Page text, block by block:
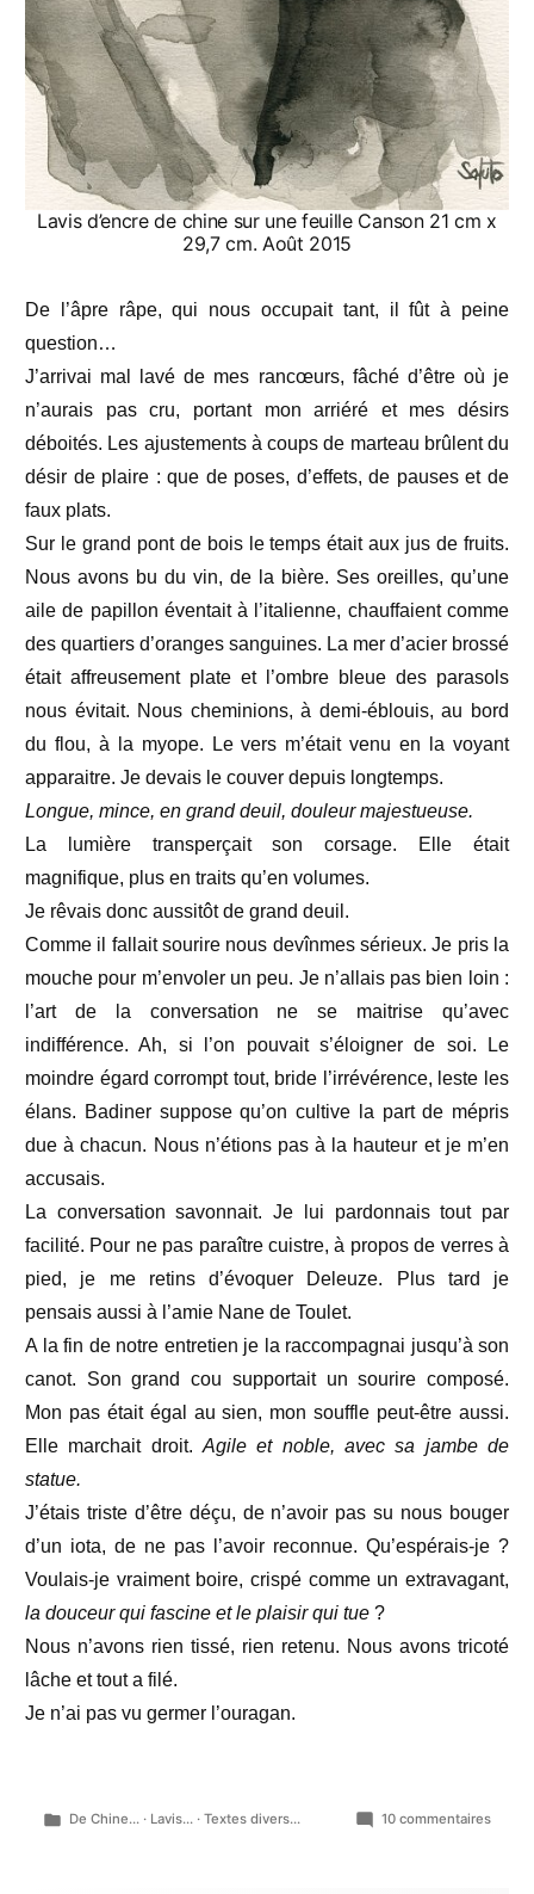
Lavis d’encre de chine sur une feuille Canson 21 cm x
29,7 cm. Août 2015
De l’âpre râpe, qui nous occupait tant, il fût à peine
question…
J’arrivai mal lavé de mes rancœurs, fâché d’être où je
n’aurais pas cru, portant mon arriéré et mes désirs
déboités. Les ajustements à coups de marteau brûlent du
désir de plaire : que de poses, d’effets, de pauses et de
faux plats.
Sur le grand pont de bois le temps était aux jus de fruits.
Nous avons bu du vin, de la bière. Ses oreilles, qu’une
aile de papillon éventait à l’italienne, chauffaient comme
des quartiers d’oranges sanguines. La mer d’acier brossé
était affreusement plate et l’ombre bleue des parasols
nous évitait. Nous cheminions, à demi-éblouis, au bord
du flou, à la myope. Le vers m’était venu en la voyant
apparaitre. Je devais le couver depuis longtemps.
Longue, mince, en grand deuil, douleur majestueuse.
La lumière transperçait son corsage. Elle était
magnifique, plus en traits qu’en volumes.
Je rêvais donc aussitôt de grand deuil.
Comme il fallait sourire nous devînmes sérieux. Je pris la
mouche pour m’envoler un peu. Je n’allais pas bien loin :
l’art de la conversation ne se maitrise qu’avec
indifférence. Ah, si l’on pouvait s’éloigner de soi. Le
moindre égard corrompt tout, bride l’irrévérence, leste les
élans. Badiner suppose qu’on cultive la part de mépris
due à chacun. Nous n’étions pas à la hauteur et je m’en
accusais.
La conversation savonnait. Je lui pardonnais tout par
facilité. Pour ne pas paraître cuistre, à propos de verres à
pied, je me retins d’évoquer Deleuze. Plus tard je
pensais aussi à l’amie Nane de Toulet.
A la fin de notre entretien je la raccompagnai jusqu’à son
canot. Son grand cou supportait un sourire composé.
Mon pas était égal au sien, mon souffle peut-être aussi.
Elle marchait droit. Agile et noble, avec sa jambe de
statue.
J’étais triste d’être déçu, de n’avoir pas su nous bouger
d’un iota, de ne pas l’avoir reconnue. Qu’espérais-je ?
Voulais-je vraiment boire, crispé comme un extravagant,
la douceur qui fascine et le plaisir qui tue ?
Nous n’avons rien tissé, rien retenu. Nous avons tricoté
lâche et tout a filé.
Je n’ai pas vu germer l’ouragan.
Publié
De Chine...· Lavis...· Textes divers... 10 commentairessur